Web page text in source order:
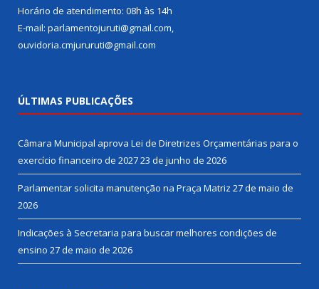
Horário de atendimento: 08h às 14h
E-mail: parlamentojuruti@gmail.com,
ouvidoria.cmjururuti@gmail.com
ÚLTIMAS PUBLICAÇÕES
Câmara Municipal aprova Lei de Diretrizes Orçamentárias para o
exercício financeiro de 202723 de junho de 2026
Parlamentar solicita manutenção na Praça Matriz 27 de maio de
2026
Indicações à Secretaria para buscar melhores condições de
ensino 27 de maio de 2026